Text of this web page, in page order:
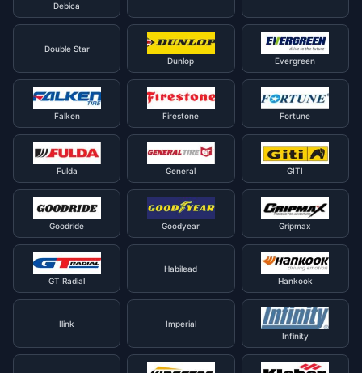
Debica
Double Star
Dunlop
Evergreen
Falken Firestone Fortune
Fulda General GITI
Goodride Goodyear Gripmax
GT Radial
Habilead
Hankook
Ilink
Imperial
Infinity